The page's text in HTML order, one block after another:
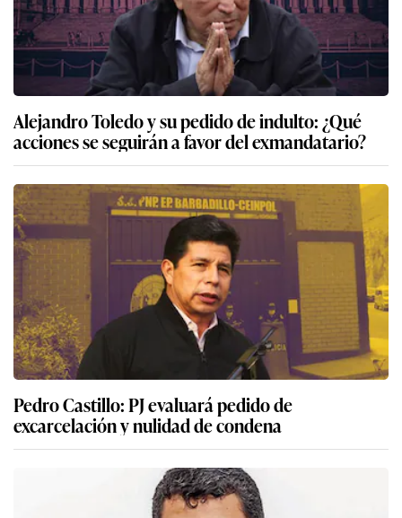
Alejandro Toledo y su pedido de indulto: ¿Qué
acciones se seguirán a favor del exmandatario?
Pedro Castillo: PJ evaluará pedido de
excarcelación y nulidad de condena